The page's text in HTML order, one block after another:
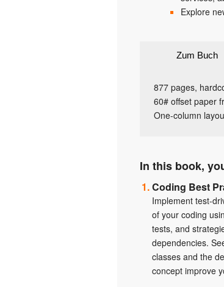
Explore
Zum Buch
877 pages,
60# offset paper
One-column
In this book,
Coding Best
Implement test-
of your coding
tests, and
dependencies.
classes and the
concept improve